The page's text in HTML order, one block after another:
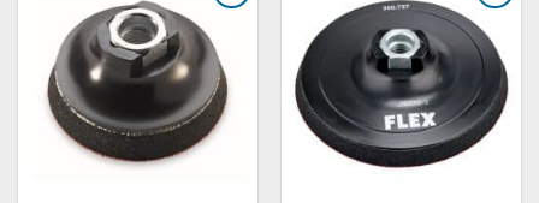
Legg til
ønskeliste
Legg til
ønskeliste